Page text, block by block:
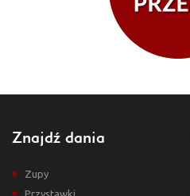
Znajdź dania
Zupy
Przystawki